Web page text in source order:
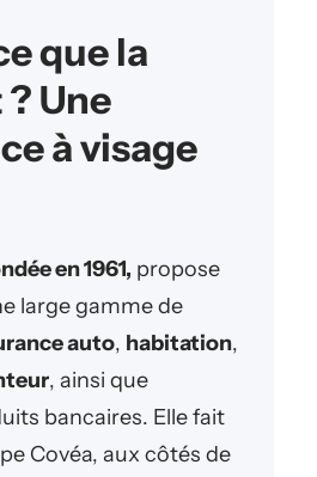
que la
Une
à visage
en 1961, propose
large gamme de
auto, habitation,
, ainsi que
bancaires. Elle fait
Covéa, aux côtés de